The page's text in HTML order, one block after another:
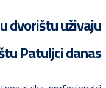
dvorištu uživaju
Patuljci danas